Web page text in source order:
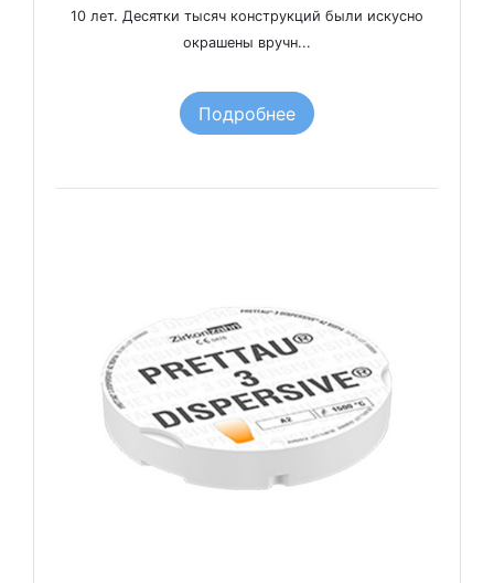
10 лет. Десятки тысяч конструкций были искусно
окрашены вручн...
Подробнее